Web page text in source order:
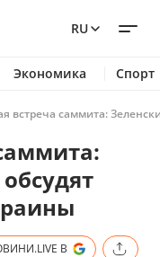
RU
Экономика Спорт
встреча саммита:
В